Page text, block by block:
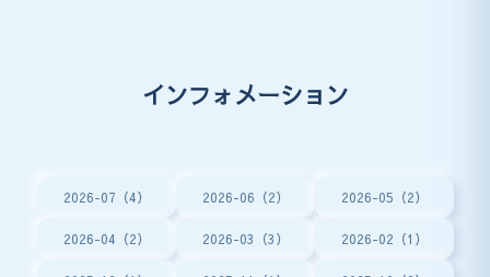
インフォメーション
2026-07（4） 2026-06（2） 2026-05（2）
2026-04（2） 2026-03（3） 2026-02（1）